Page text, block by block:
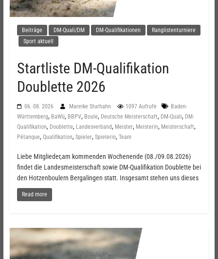
Beiträge DM-Quali/DM DM-Qualifikationen
Ranglistenturniere
Sport aktuell
Startliste DM-Qualifikation
Doublette 2026
06. 08. 2026 Mareike Sturhahn 1097 Aufrufe
Baden-
Württemberg, BaWü, BBPV, Boule, Deutsche Meisterschaft, DM-Quali, DM-
Qualifikation, Doublette, Landesverband, Meister, Meisterin, Meisterschaft,
Pétanque, Qualifikation, Spieler, Spielerin, Team
Liebe Mitglieder,am kommenden Wochenende (08./09.08.2026)
findet die Landesmeisterschaft sowie DM-Qualifikation Doublette bei
den Hotzenboulern Bergalingen statt. Insgesamt stehen uns dieses
Read more